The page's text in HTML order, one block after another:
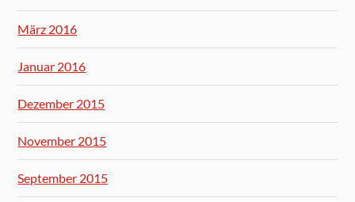
März 2016
Januar 2016
Dezember 2015
November 2015
September 2015